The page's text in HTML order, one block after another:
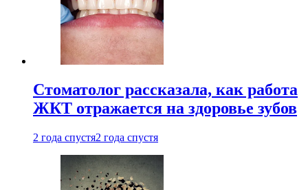
Стоматолог рассказала, как работа
ЖКТ отражается на здоровье зубов
2 года спустя2 года спустя